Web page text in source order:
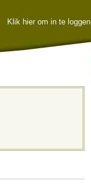
Klik hier om in te loggen